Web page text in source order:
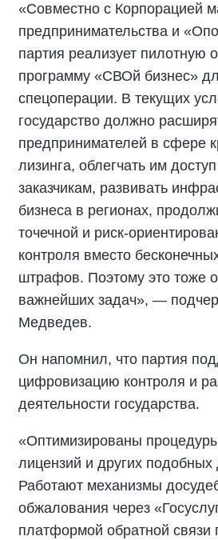
«Совместно с Корпорацией
предпринимательства и
партия реализует пилотную
программу «СВОй бизнес»
спецоперации. В текущих
государство должно
предпринимателей в сфере
лизинга, облегчать им
заказчикам, развивать
бизнеса в регионах,
точечной и риск-
контроля вместо
штрафов. Поэтому это тоже
важнейших задач», —
Медведев.
Он напомнил, что партия
цифровизацию контроля и
деятельности государства.
«Оптимизированы
лицензий и других подобных
Работают механизмы
обжалования через
платформой обратной связи